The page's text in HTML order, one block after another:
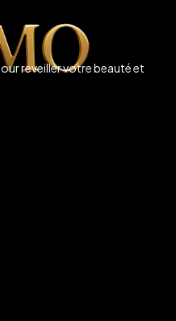
reveiller votre beauté et